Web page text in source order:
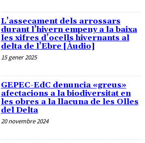
L’assecament dels arrossars
durant l’hivern empeny a la baixa
les xifres d’ocells hivernants al
delta de l’Ebre [Àudio]
15 gener 2025
GEPEC-EdC denuncia «greus»
afectacions a la biodiversitat en
les obres a la llacuna de les Olles
del Delta
20 novembre 2024